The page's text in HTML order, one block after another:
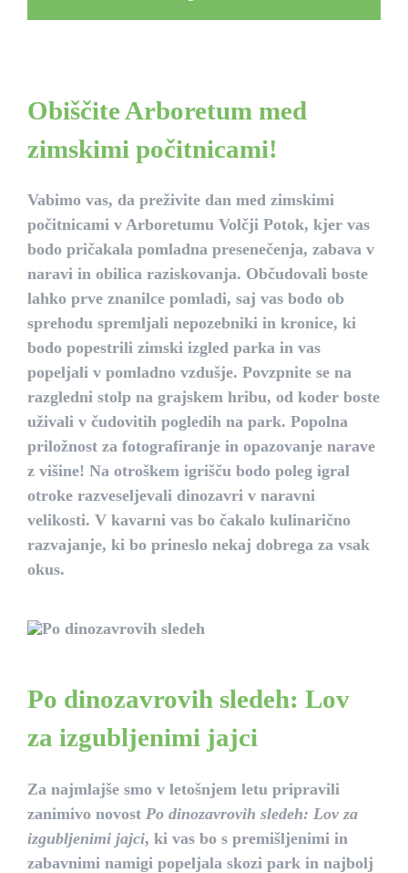
Obiščite Arboretum med
zimskimi počitnicami!
Vabimo vas, da preživite dan med zimskimi
počitnicami v Arboretumu Volčji Potok, kjer vas
bodo pričakala pomladna presenečenja, zabava v
naravi in obilica raziskovanja. Občudovali boste
lahko prve znanilce pomladi, saj vas bodo ob
sprehodu spremljali nepozebniki in kronice, ki
bodo popestrili zimski izgled parka in vas
popeljali v pomladno vzdušje. Povzpnite se na
razgledni stolp na grajskem hribu, od koder boste
uživali v čudovitih pogledih na park. Popolna
priložnost za fotografiranje in opazovanje narave
z višine! Na otroškem igrišču bodo poleg igral
otroke razveseljevali dinozavri v naravni
velikosti. V kavarni vas bo čakalo kulinarično
razvajanje, ki bo prineslo nekaj dobrega za vsak
okus.
Po dinozavrovih sledeh: Lov
za izgubljenimi jajci
Za najmlajše smo v letošnjem letu pripravili
zanimivo novost Po dinozavrovih sledeh: Lov za
izgubljenimi jajci, ki vas bo s premišljenimi in
zabavnimi namigi popeljala skozi park in najbolj